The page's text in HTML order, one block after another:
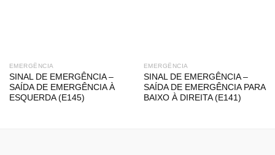
EMERGÊNCIA
SINAL DE EMERGÊNCIA –
SAÍDA DE EMERGÊNCIA À
ESQUERDA (E145)
EMERGÊNCIA
SINAL DE EMERGÊNCIA –
SAÍDA DE EMERGÊNCIA PARA
BAIXO À DIREITA (E141)